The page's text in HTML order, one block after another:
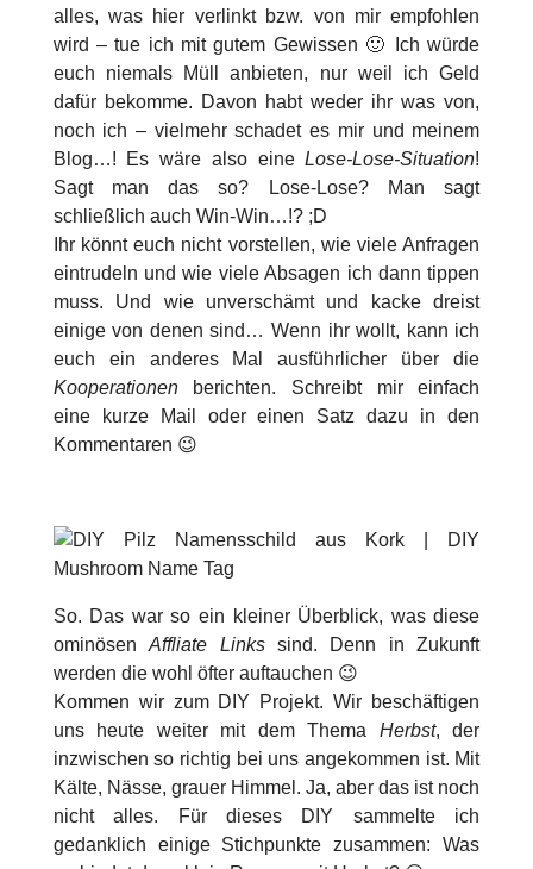
alles, was hier verlinkt bzw. von mir empfohlen
wird – tue ich mit gutem Gewissen 🙂 Ich würde
euch niemals Müll anbieten, nur weil ich Geld
dafür bekomme. Davon habt weder ihr was von,
noch ich – vielmehr schadet es mir und meinem
Blog…! Es wäre also eineLose-Lose-Situation!
Sagt man das so? Lose-Lose? Man sagt
schließlich auch Win-Win…!? ;D
Ihr könnt euch nicht vorstellen, wie viele Anfragen
eintrudeln und wie viele Absagen ich dann tippen
muss. Und wie unverschämt und kacke dreist
einige von denen sind… Wenn ihr wollt, kann ich
euch ein anderes Mal ausführlicher über die
Kooperationenberichten. Schreibt mir einfach
eine kurze Mail oder einen Satz dazu in den
Kommentaren 😉
So. Das war so ein kleiner Überblick, was diese
ominösenAffliate Linkssind. Denn in Zukunft
werden die wohl öfter auftauchen 😉
Kommen wir zum DIY Projekt. Wir beschäftigen
uns heute weiter mit dem Thema Herbst, der
inzwischen so richtig bei uns angekommen ist. Mit
Kälte, Nässe, grauer Himmel. Ja, aber das ist noch
nicht alles. Für dieses DIY sammelte ich
gedanklich einige Stichpunkte zusammen: Was